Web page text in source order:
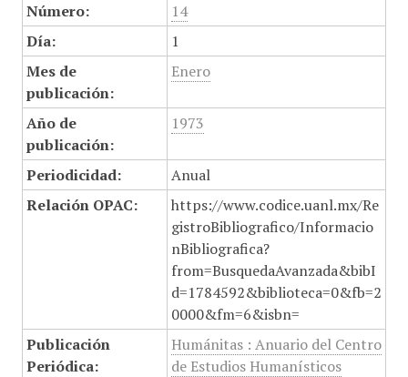
Número:
14
Día:
1
Mes de
publicación:
Enero
Año de
publicación:
1973
Periodicidad:
Anual
Relación OPAC:
https://www.codice.uanl.mx/Re
gistroBibliografico/Informacio
nBibliografica?
from=BusquedaAvanzada&bibI
d=1784592&biblioteca=0&fb=2
0000&fm=6&isbn=
Publicación
Periódica:
Humánitas : Anuario del Centro
de Estudios Humanísticos